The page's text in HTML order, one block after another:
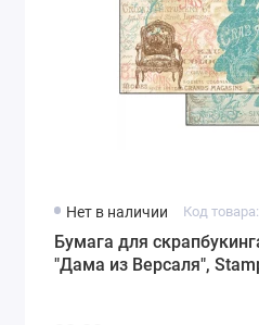
Нет в наличии Код
Бумага для
"Дама из Версаля",